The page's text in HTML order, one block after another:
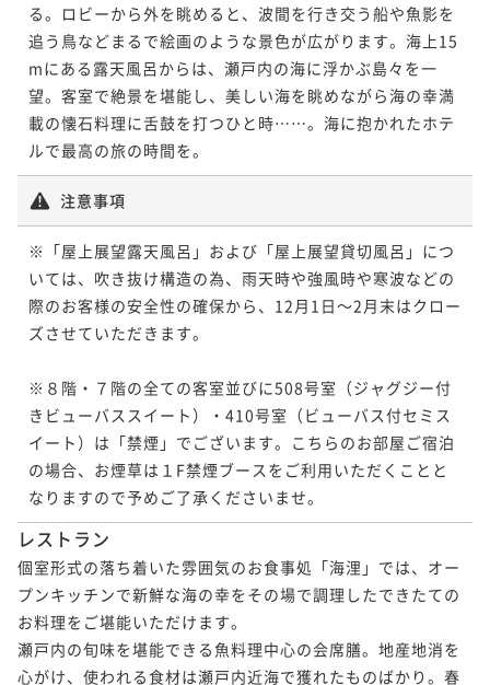
る。ロビーから外を眺めると、波間を行き交う船や魚影を
追う鳥などまるで絵画のような景色が広がります。海上15
mにある露天風呂からは、瀬戸内の海に浮かぶ島々を一
望。客室で絶景を堪能し、美しい海を眺めながら海の幸満
載の懐石料理に舌鼓を打つひと時……。海に抱かれたホテ
ルで最高の旅の時間を。
注意事項
※「屋上展望露天風呂」および「屋上展望貸切風呂」につ
いては、吹き抜け構造の為、雨天時や強風時や寒波などの
際のお客様の安全性の確保から、12月1日～2月末はクロー
ズさせていただきます。
※８階・７階の全ての客室並びに508号室（ジャグジー付
きビューバススイート）・410号室（ビューバス付セミス
イート）は「禁煙」でございます。こちらのお部屋ご宿泊
の場合、お煙草は１F禁煙ブースをご利用いただくことと
なりますので予めご了承くださいませ。
レストラン
個室形式の落ち着いた雰囲気のお食事処「海浬」では、オー
プンキッチンで新鮮な海の幸をその場で調理したできたての
お料理をご堪能いただけます。
瀬戸内の旬味を堪能できる魚料理中心の会席膳。地産地消を
心がけ、使われる食材は瀬戸内近海で獲れたものばかり。春